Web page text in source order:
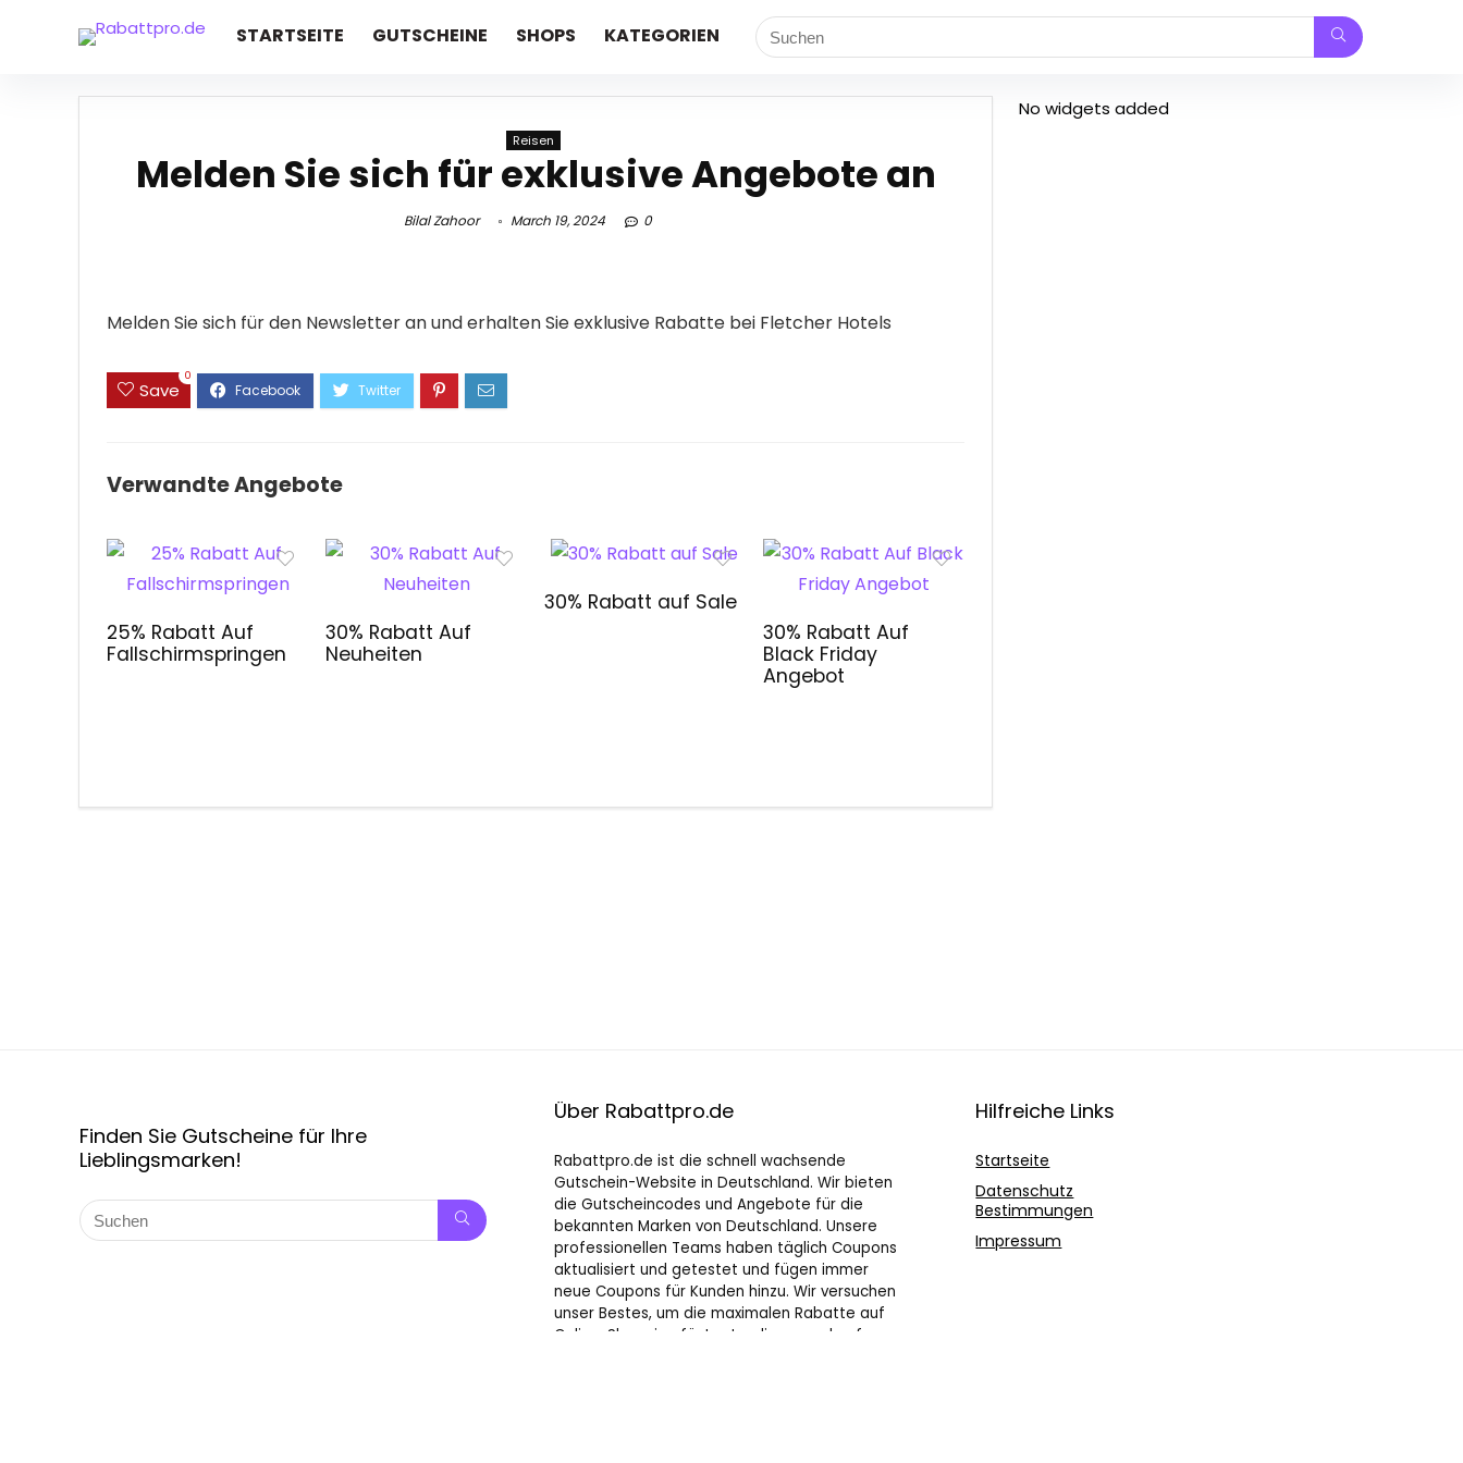
STARTSEITE GUTSCHEINE SHOPS KATEGORIEN
Reisen
Melden Sie sich für exklusive Angebote an
Bilal Zahoor March 19, 2024 0
Melden Sie sich für den Newsletter an und erhalten Sie exklusive Rabatte bei Fletcher Hotels
Save
0
Verwandte Angebote
25% Rabatt Auf
Fallschirmspringen
30% Rabatt Auf
Neuheiten
30% Rabatt auf Sale
30% Rabatt Auf
Black Friday
Angebot
No widgets added
Finden Sie Gutscheine für Ihre
Lieblingsmarken!
Über Rabattpro.de
Rabattpro.de ist die schnell wachsende
Gutschein-Website in Deutschland. Wir bieten
die Gutscheincodes und Angebote für die
bekannten Marken von Deutschland. Unsere
professionellen Teams haben täglich Coupons
aktualisiert und getestet und fügen immer
neue Coupons für Kunden hinzu. Wir versuchen
unser Bestes, um die maximalen Rabatte auf
Online-Shopping für Leute, die gerne kaufen, zu
Hilfreiche Links
Startseite
Datenschutz
Bestimmungen
Impressum